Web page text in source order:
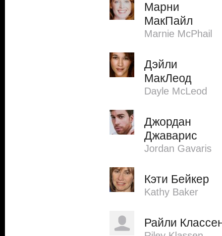
Марни
МакПайл
Marnie McPhail
Дэйли
МакЛеод
Dayle McLeod
Джордан
Джаварис
Jordan Gavaris
Кэти Бейкер
Kathy Baker
Райли